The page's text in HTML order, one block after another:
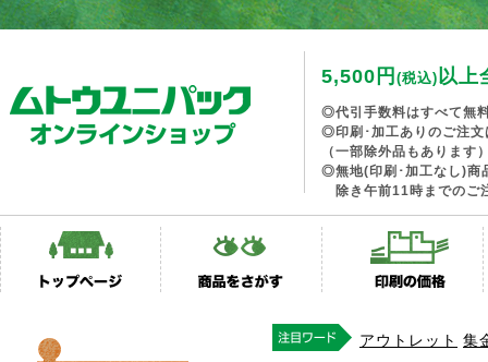
5,500円 (税込)以上
◎代引手数料はすべて無
◎印刷･加工ありのご注文
（一部除外品もあります
◎無地(印刷･加工なし)商
除き午前11時までのご
アウトレット 集